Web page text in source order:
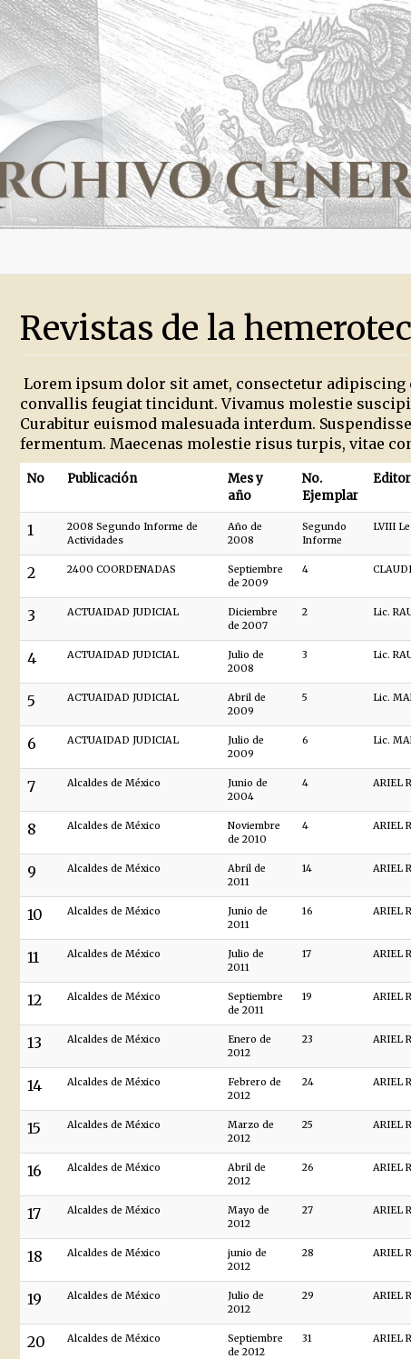
Revistas de la
Lorem ipsum dolor sit amet, consectetur
convallis feugiat tincidunt. Vivamus molestie
Curabitur euismod malesuada interdum.
fermentum. Maecenas molestie risus turpis, vitae
No Publicación
Mes y
año
No.
Ejemplar
1
2008 Segundo Informe de
Actividades
Año de
2008
Segundo
Informe
LVIII
2 2400 COORDENADAS
Septiembre
de 2009
4
3 ACTUAIDAD JUDICIAL
Diciembre
de 2007
2 Lic.
4 ACTUAIDAD JUDICIAL
Julio de
2008
3 Lic.
5 ACTUAIDAD JUDICIAL
Abril de
2009
5 Lic.
6 ACTUAIDAD JUDICIAL
Julio de
2009
6 Lic.
7 Alcaldes de México
Junio de
2004
4 ARIEL
8 Alcaldes de México
Noviembre
de 2010
4 ARIEL
9 Alcaldes de México
Abril de
2011
14 ARIEL
10 Alcaldes de México
Junio de
2011
16 ARIEL
11 Alcaldes de México
Julio de
2011
17 ARIEL
12 Alcaldes de México
Septiembre
de 2011
19 ARIEL
13 Alcaldes de México
Enero de
2012
23 ARIEL
14 Alcaldes de México
Febrero de
2012
24 ARIEL
15 Alcaldes de México
Marzo de
2012
25 ARIEL
16 Alcaldes de México
Abril de
2012
26 ARIEL
17 Alcaldes de México
Mayo de
2012
27 ARIEL
18 Alcaldes de México
junio de
2012
28 ARIEL
19 Alcaldes de México
Julio de
2012
29 ARIEL
20 Alcaldes de México
Septiembre
de 2012
31 ARIEL